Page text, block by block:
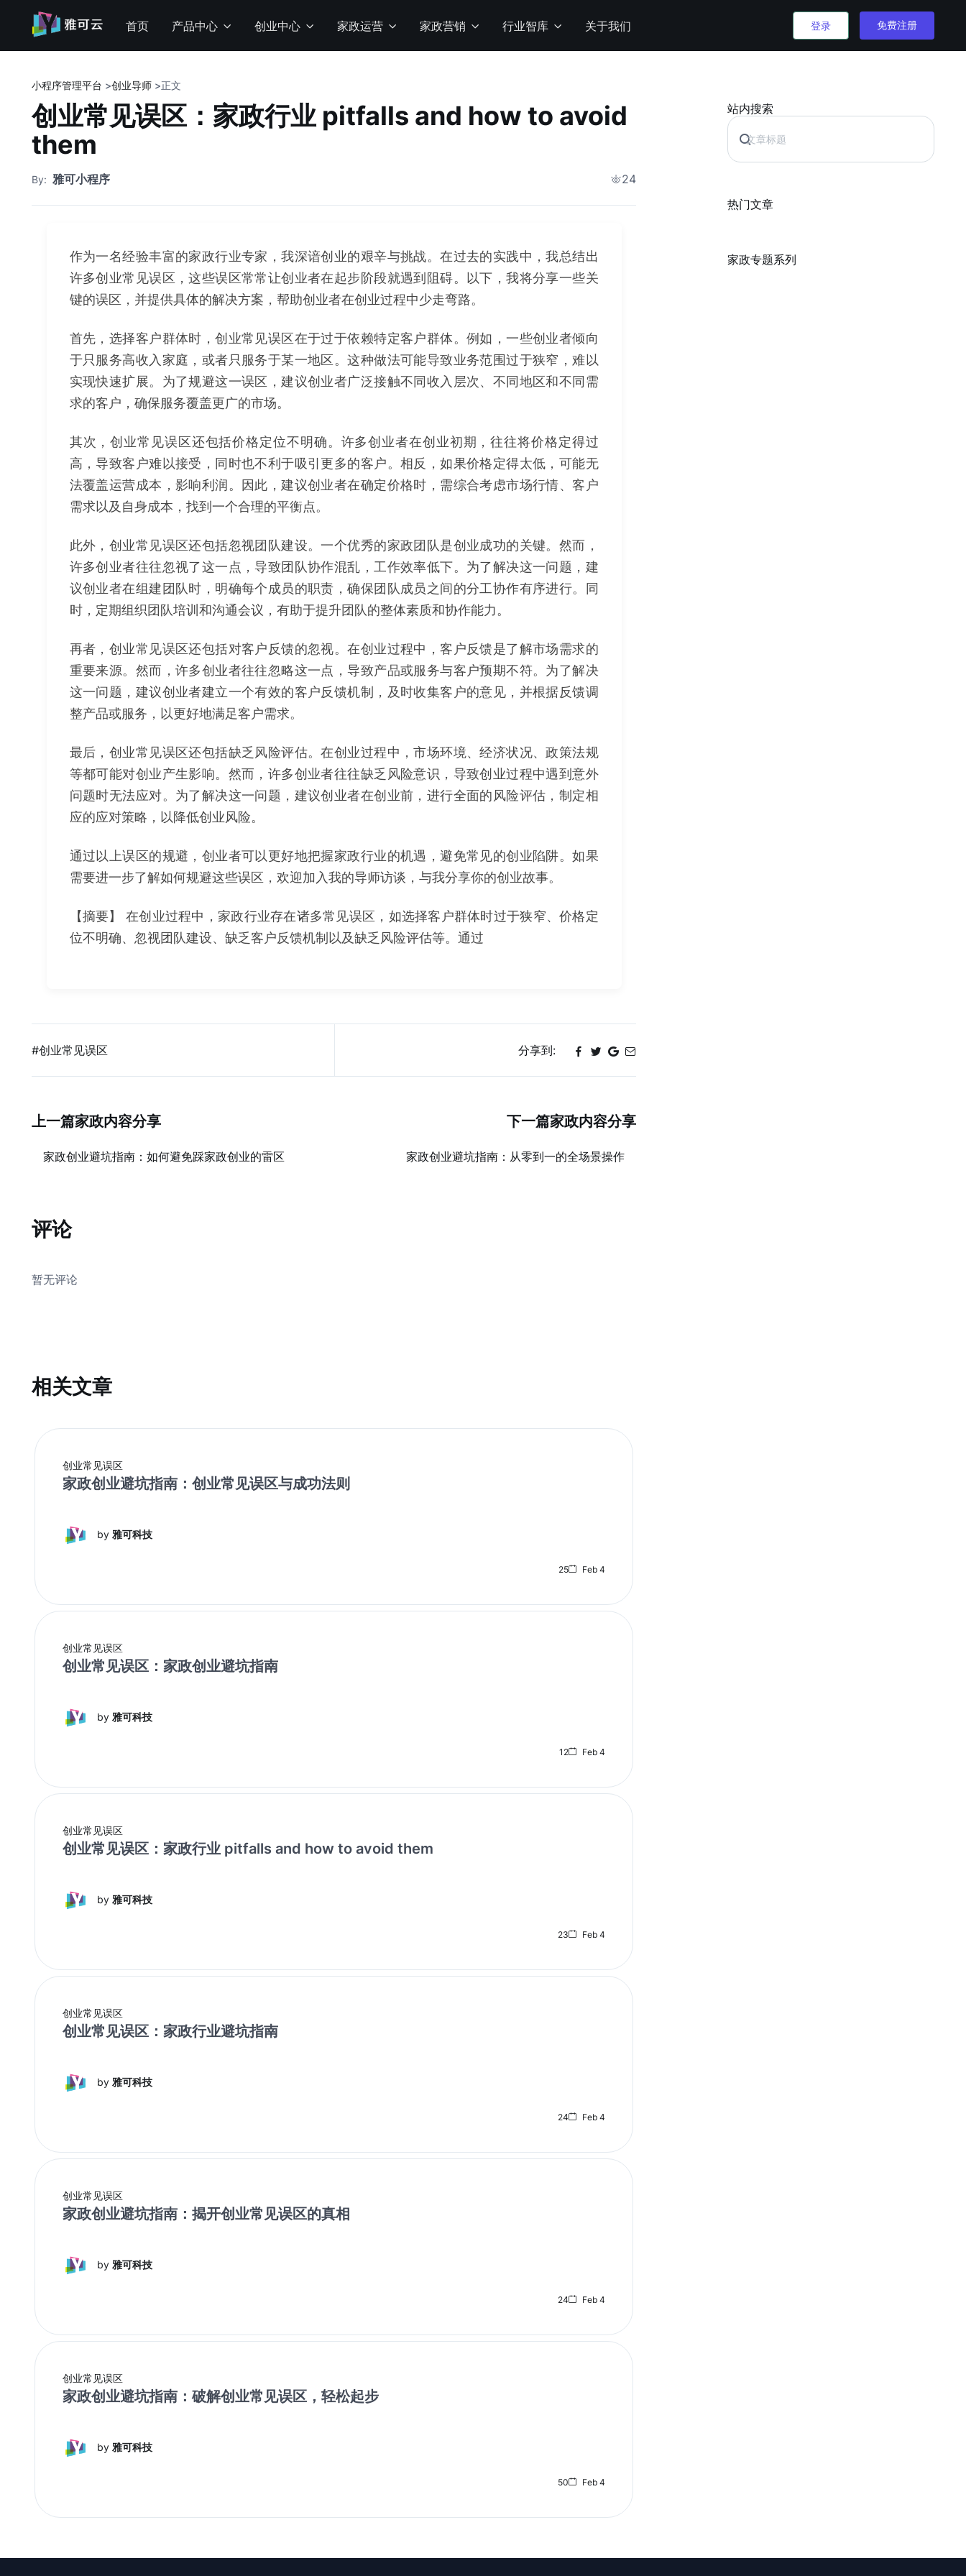
登录 免费注册
首页 产品中心 创业中心 家政运营 家政营销 行业智库 关于我们
小程序管理平台 >创业导师 >正文
创业常见误区：家政行业 pitfalls and how to avoid
them
By: 雅可小程序 24
作为一名经验丰富的家政行业专家，我深谙创业的艰辛与挑战。在过去的实践中，我总结出
许多创业常见误区，这些误区常常让创业者在起步阶段就遇到阻碍。以下，我将分享一些关
键的误区，并提供具体的解决方案，帮助创业者在创业过程中少走弯路。
首先，选择客户群体时，创业常见误区在于过于依赖特定客户群体。例如，一些创业者倾向
于只服务高收入家庭，或者只服务于某一地区。这种做法可能导致业务范围过于狭窄，难以
实现快速扩展。为了规避这一误区，建议创业者广泛接触不同收入层次、不同地区和不同需
求的客户，确保服务覆盖更广的市场。
其次，创业常见误区还包括价格定位不明确。许多创业者在创业初期，往往将价格定得过
高，导致客户难以接受，同时也不利于吸引更多的客户。相反，如果价格定得太低，可能无
法覆盖运营成本，影响利润。因此，建议创业者在确定价格时，需综合考虑市场行情、客户
需求以及自身成本，找到一个合理的平衡点。
此外，创业常见误区还包括忽视团队建设。一个优秀的家政团队是创业成功的关键。然而，
许多创业者往往忽视了这一点，导致团队协作混乱，工作效率低下。为了解决这一问题，建
议创业者在组建团队时，明确每个成员的职责，确保团队成员之间的分工协作有序进行。同
时，定期组织团队培训和沟通会议，有助于提升团队的整体素质和协作能力。
再者，创业常见误区还包括对客户反馈的忽视。在创业过程中，客户反馈是了解市场需求的
重要来源。然而，许多创业者往往忽略这一点，导致产品或服务与客户预期不符。为了解决
这一问题，建议创业者建立一个有效的客户反馈机制，及时收集客户的意见，并根据反馈调
整产品或服务，以更好地满足客户需求。
最后，创业常见误区还包括缺乏风险评估。在创业过程中，市场环境、经济状况、政策法规
等都可能对创业产生影响。然而，许多创业者往往缺乏风险意识，导致创业过程中遇到意外
问题时无法应对。为了解决这一问题，建议创业者在创业前，进行全面的风险评估，制定相
应的应对策略，以降低创业风险。
通过以上误区的规避，创业者可以更好地把握家政行业的机遇，避免常见的创业陷阱。如果
需要进一步了解如何规避这些误区，欢迎加入我的导师访谈，与我分享你的创业故事。
【摘要】 在创业过程中，家政行业存在诸多常见误区，如选择客户群体时过于狭窄、价格定
位不明确、忽视团队建设、缺乏客户反馈机制以及缺乏风险评估等。通过
#创业常见误区 分享到:
上一篇家政内容分享
家政创业避坑指南：如何避免踩家政创业的雷区
下一篇家政内容分享
家政创业避坑指南：从零到一的全场景操作
评论
暂无评论
相关文章
创业常见误区
家政创业避坑指南：创业常见误区与成功法则
by 雅可科技
25 Feb 4
创业常见误区
创业常见误区：家政创业避坑指南
by 雅可科技
12 Feb 4
创业常见误区
创业常见误区：家政行业 pitfalls and how to avoid them
by 雅可科技
23 Feb 4
创业常见误区
创业常见误区：家政行业避坑指南
by 雅可科技
24 Feb 4
创业常见误区
家政创业避坑指南：揭开创业常见误区的真相
by 雅可科技
24 Feb 4
创业常见误区
家政创业避坑指南：破解创业常见误区，轻松起步
by 雅可科技
50 Feb 4
站内搜索
热门文章
家政专题系列